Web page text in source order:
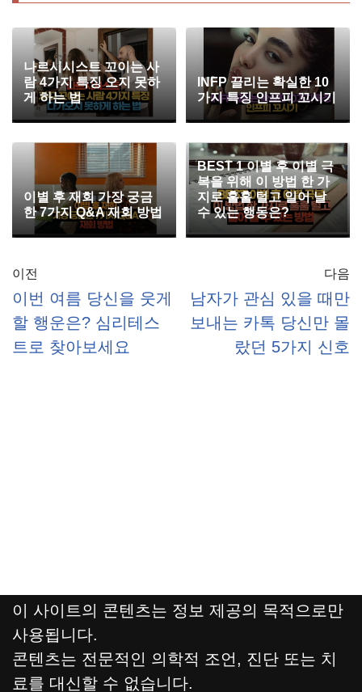
나르시시스트 꼬이는 사
람 4가지 특징 오지 못하
게 하는 법
INFP 끌리는 확실한 10
가지 특징 인프피 꼬시기
이별 후 재회 가장 궁금
한 7가지 Q&A 재회 방법
BEST 1 이별 후 이별 극
복을 위해 이 방법 한 가
지로 훌훌 털고 일어 날
수 있는 행동은?
이전
이번 여름 당신을 웃게
할 행운은? 심리테스
트로 찾아보세요
다음
남자가 관심 있을 때만
보내는 카톡 당신만 몰
랐던 5가지 신호
이 사이트의 콘텐츠는 정보 제공의 목적으로만
사용됩니다.
콘텐츠는 전문적인 의학적 조언, 진단 또는 치
료를 대신할 수 없습니다.